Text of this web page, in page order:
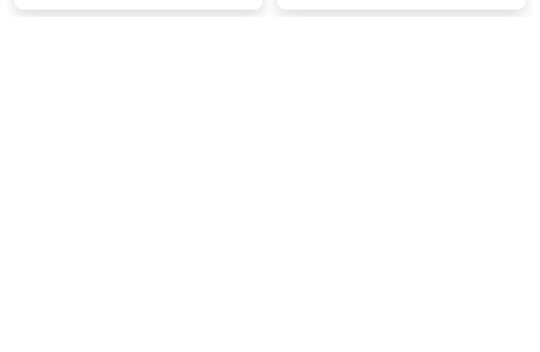
Kemandirian Desa di Kalbar
Anak, dan Wajib Belajar 13